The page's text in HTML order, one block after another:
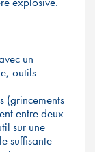
un
outils
(grincements
entre deux
sur une
suffisante